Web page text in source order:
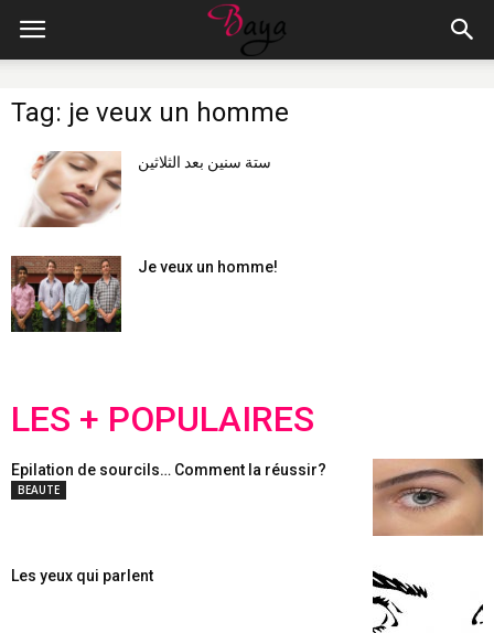
Tag: je veux un homme
ستة سنين بعد الثلاثين
Je veux un homme!
LES + POPULAIRES
Epilation de sourcils… Comment la réussir?
BEAUTE
Les yeux qui parlent